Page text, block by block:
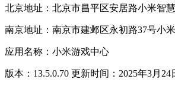
北京地址：北京市昌平区安居路小米智
南京地址：南京市建邺区永初路37号小
应用名称：小米游戏中心
版本：13.5.0.70 更新时间：2025年3月24